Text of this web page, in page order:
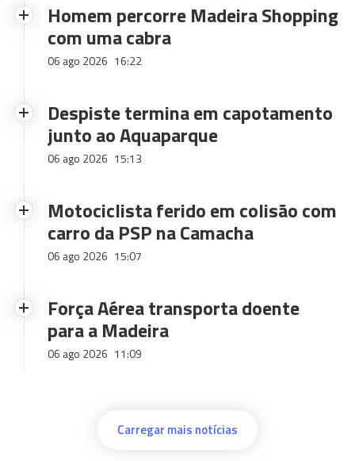
Homem percorre Madeira Shopping
com uma cabra
06 ago 2026 16:22
Despiste termina em capotamento
junto ao Aquaparque
06 ago 2026 15:13
Motociclista ferido em colisão com
carro da PSP na Camacha
06 ago 2026 15:07
Força Aérea transporta doente
para a Madeira
06 ago 2026 11:09
Carregar mais notícias